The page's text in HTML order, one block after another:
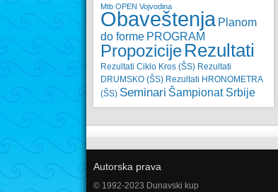
Mtb OPEN Vojvodina
Obaveštenja Planom
do forme PROGRAM
PropozicijeRezultati
Rezultati Ciklo Kros (ŠS) Rezultati
DRUMSKO (ŠS) Rezultati HRONOMETRA
(ŠS) Seminari Šampionat Srbije
Autorska prava
© 1992-2023 Dunavski kup